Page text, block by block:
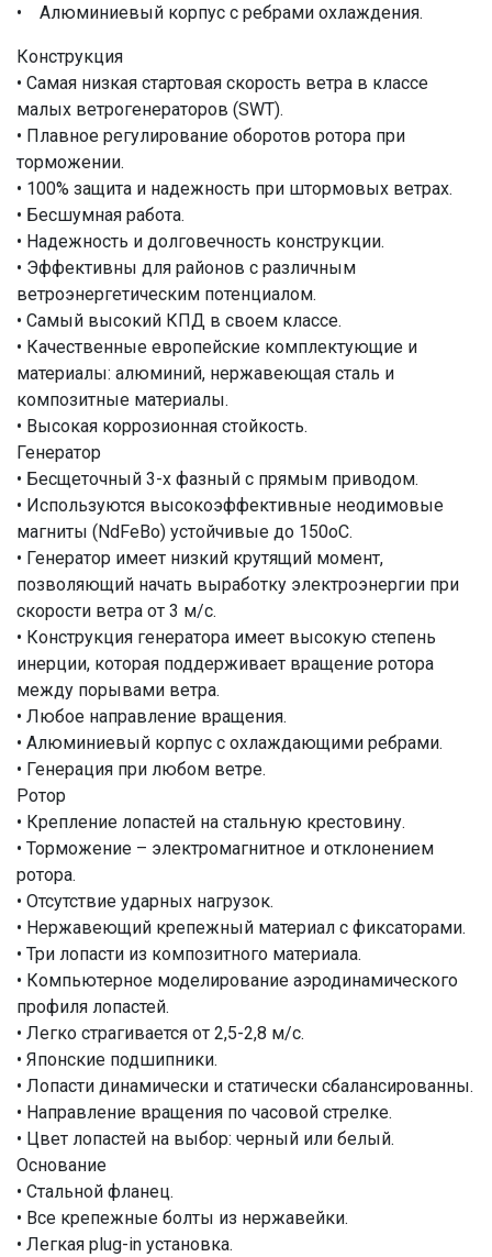
• Алюминиевый корпус с ребрами охлаждения.
Конструкция
• Самая низкая стартовая скорость ветра в классе
малых ветрогенераторов (SWT).
• Плавное регулирование оборотов ротора при
торможении.
• 100% защита и надежность при штормовых ветрах.
• Бесшумная работа.
• Надежность и долговечность конструкции.
• Эффективны для районов с различным
ветроэнергетическим потенциалом.
• Самый высокий КПД в своем классе.
• Качественные европейские комплектующие и
материалы: алюминий, нержавеющая сталь и
композитные материалы.
• Высокая коррозионная стойкость.
Генератор
• Бесщеточный 3-х фазный с прямым приводом.
• Используются высокоэффективные неодимовые
магниты (NdFeBo) устойчивые до 150оС.
• Генератор имеет низкий крутящий момент,
позволяющий начать выработку электроэнергии при
скорости ветра от 3 м/с.
• Конструкция генератора имеет высокую степень
инерции, которая поддерживает вращение ротора
между порывами ветра.
• Любое направление вращения.
• Алюминиевый корпус с охлаждающими ребрами.
• Генерация при любом ветре.
Ротор
• Крепление лопастей на стальную крестовину.
• Торможение – электромагнитное и отклонением
ротора.
• Отсутствие ударных нагрузок.
• Нержавеющий крепежный материал с фиксаторами.
• Три лопасти из композитного материала.
• Компьютерное моделирование аэродинамического
профиля лопастей.
• Легко страгивается от 2,5-2,8 м/с.
• Японские подшипники.
• Лопасти динамически и статически сбалансированны.
• Направление вращения по часовой стрелке.
• Цвет лопастей на выбор: черный или белый.
Основание
• Стальной фланец.
• Все крепежные болты из нержавейки.
• Легкая plug-in установка.